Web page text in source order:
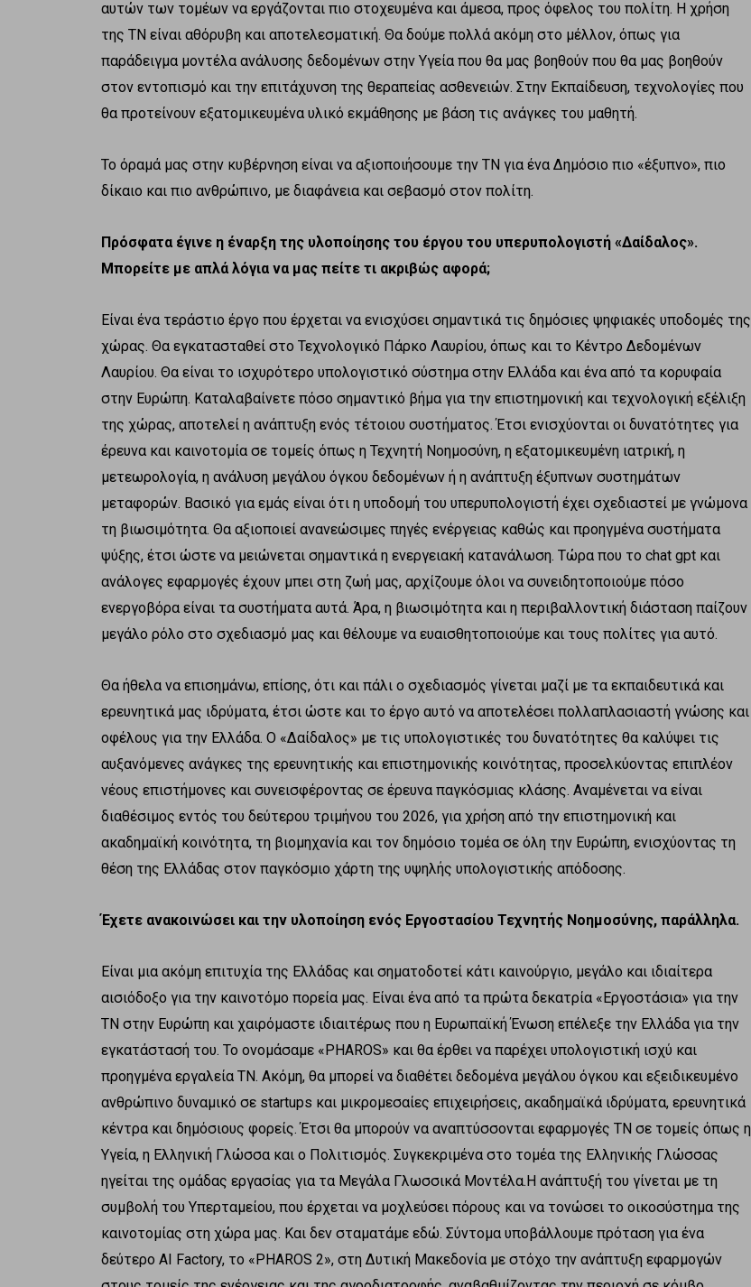
αυτών των τομέων να εργάζονται πιο στοχευμένα και άμεσα, προς όφελος του πολίτη. Η χρήση
της ΤΝ είναι αθόρυβη και αποτελεσματική. Θα δούμε πολλά ακόμη στο μέλλον, όπως για
παράδειγμα μοντέλα ανάλυσης δεδομένων στην Υγεία που θα μας βοηθούν που θα μας βοηθούν
στον εντοπισμό και την επιτάχυνση της θεραπείας ασθενειών. Στην Εκπαίδευση, τεχνολογίες που
θα προτείνουν εξατομικευμένα υλικό εκμάθησης με βάση τις ανάγκες του μαθητή.
Το όραμά μας στην κυβέρνηση είναι να αξιοποιήσουμε την ΤΝ για ένα Δημόσιο πιο «έξυπνο», πιο
δίκαιο και πιο ανθρώπινο, με διαφάνεια και σεβασμό στον πολίτη.
Πρόσφατα έγινε η έναρξη της υλοποίησης του έργου του υπερυπολογιστή «Δαίδαλος».
Μπορείτε με απλά λόγια να μας πείτε τι ακριβώς αφορά;
Είναι ένα τεράστιο έργο που έρχεται να ενισχύσει σημαντικά τις δημόσιες ψηφιακές υποδομές της
χώρας. Θα εγκατασταθεί στο Τεχνολογικό Πάρκο Λαυρίου, όπως και το Κέντρο Δεδομένων
Λαυρίου. Θα είναι το ισχυρότερο υπολογιστικό σύστημα στην Ελλάδα και ένα από τα κορυφαία
στην Ευρώπη. Καταλαβαίνετε πόσο σημαντικό βήμα για την επιστημονική και τεχνολογική εξέλιξη
της χώρας, αποτελεί η ανάπτυξη ενός τέτοιου συστήματος. Έτσι ενισχύονται οι δυνατότητες για
έρευνα και καινοτομία σε τομείς όπως η Τεχνητή Νοημοσύνη, η εξατομικευμένη ιατρική, η
μετεωρολογία, η ανάλυση μεγάλου όγκου δεδομένων ή η ανάπτυξη έξυπνων συστημάτων
μεταφορών. Βασικό για εμάς είναι ότι η υποδομή του υπερυπολογιστή έχει σχεδιαστεί με γνώμονα
τη βιωσιμότητα. Θα αξιοποιεί ανανεώσιμες πηγές ενέργειας καθώς και προηγμένα συστήματα
ψύξης, έτσι ώστε να μειώνεται σημαντικά η ενεργειακή κατανάλωση. Τώρα που το chat gpt και
ανάλογες εφαρμογές έχουν μπει στη ζωή μας, αρχίζουμε όλοι να συνειδητοποιούμε πόσο
ενεργοβόρα είναι τα συστήματα αυτά. Άρα, η βιωσιμότητα και η περιβαλλοντική διάσταση παίζουν
μεγάλο ρόλο στο σχεδιασμό μας και θέλουμε να ευαισθητοποιούμε και τους πολίτες για αυτό.
Θα ήθελα να επισημάνω, επίσης, ότι και πάλι ο σχεδιασμός γίνεται μαζί με τα εκπαιδευτικά και
ερευνητικά μας ιδρύματα, έτσι ώστε και το έργο αυτό να αποτελέσει πολλαπλασιαστή γνώσης και
οφέλους για την Ελλάδα. Ο «Δαίδαλος» με τις υπολογιστικές του δυνατότητες θα καλύψει τις
αυξανόμενες ανάγκες της ερευνητικής και επιστημονικής κοινότητας, προσελκύοντας επιπλέον
νέους επιστήμονες και συνεισφέροντας σε έρευνα παγκόσμιας κλάσης. Αναμένεται να είναι
διαθέσιμος εντός του δεύτερου τριμήνου του 2026, για χρήση από την επιστημονική και
ακαδημαϊκή κοινότητα, τη βιομηχανία και τον δημόσιο τομέα σε όλη την Ευρώπη, ενισχύοντας τη
θέση της Ελλάδας στον παγκόσμιο χάρτη της υψηλής υπολογιστικής απόδοσης.
Έχετε ανακοινώσει και την υλοποίηση ενός Εργοστασίου Τεχνητής Νοημοσύνης, παράλληλα.
Είναι μια ακόμη επιτυχία της Ελλάδας και σηματοδοτεί κάτι καινούργιο, μεγάλο και ιδιαίτερα
αισιόδοξο για την καινοτόμο πορεία μας. Είναι ένα από τα πρώτα δεκατρία «Εργοστάσια» για την
ΤΝ στην Ευρώπη και χαιρόμαστε ιδιαιτέρως που η Ευρωπαϊκή Ένωση επέλεξε την Ελλάδα για την
εγκατάστασή του. Το ονομάσαμε «PHAROS» και θα έρθει να παρέχει υπολογιστική ισχύ και
προηγμένα εργαλεία ΤΝ. Ακόμη, θα μπορεί να διαθέτει δεδομένα μεγάλου όγκου και εξειδικευμένο
ανθρώπινο δυναμικό σε startups και μικρομεσαίες επιχειρήσεις, ακαδημαϊκά ιδρύματα, ερευνητικά
κέντρα και δημόσιους φορείς. Έτσι θα μπορούν να αναπτύσσονται εφαρμογές ΤΝ σε τομείς όπως η
Υγεία, η Ελληνική Γλώσσα και ο Πολιτισμός. Συγκεκριμένα στο τομέα της Ελληνικής Γλώσσας
ηγείται της ομάδας εργασίας για τα Μεγάλα Γλωσσικά Μοντέλα.Η ανάπτυξή του γίνεται με τη
συμβολή του Υπερταμείου, που έρχεται να μοχλεύσει πόρους και να τονώσει το οικοσύστημα της
καινοτομίας στη χώρα μας. Και δεν σταματάμε εδώ. Σύντομα υποβάλλουμε πρόταση για ένα
δεύτερο AI Factory, το «PHAROS 2», στη Δυτική Μακεδονία με στόχο την ανάπτυξη εφαρμογών